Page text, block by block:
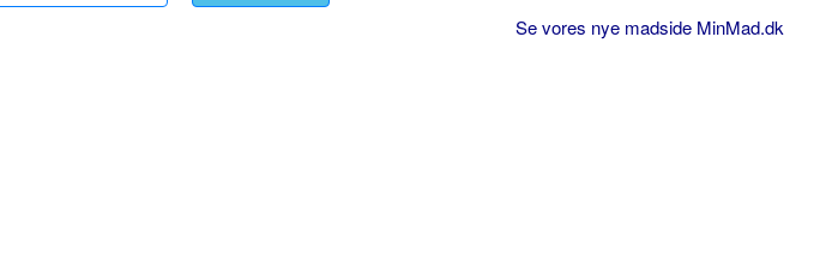
Se vores nye madside MinMad.dk